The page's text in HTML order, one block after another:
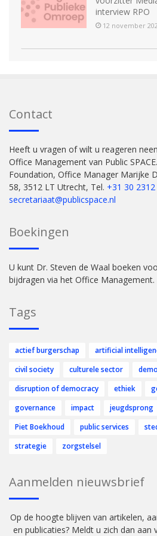
interview RPO
12 november
Contact
Heeft u vragen of wilt u reageren
Office Management van Public
Foundation, Office Manager Marijke
58, 3512 LT Utrecht, Tel. +31 30
secretariaat@publicspace.nl
Boekingen
U kunt Dr. Steven de Waal boeken
bijdragen via het Office Management.
Tags
actief burgerschap artificial
civil society
culturele sector
disruption of democracy
ethiek
governance
impact jeugdsprong
Piet Boekhoud
public services
strategie
zorgstelsel
Aanmelden nieuwsbrief
Op de hoogte blijven van artikelen,
en publicaties? Meldt u zich dan aan